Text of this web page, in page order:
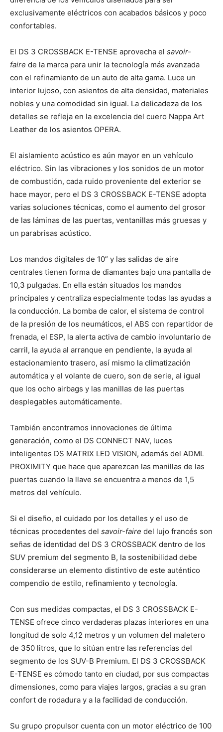
exclusivamente eléctricos con acabados básicos y poco
confortables.
El DS 3 CROSSBACK E-TENSE aprovecha el savoir-
faire de la marca para unir la tecnología más avanzada
con el refinamiento de un auto de alta gama. Luce un
interior lujoso, con asientos de alta densidad, materiales
nobles y una comodidad sin igual. La delicadeza de los
detalles se refleja en la excelencia del cuero Nappa Art
Leather de los asientos OPERA.
El aislamiento acústico es aún mayor en un vehículo
eléctrico. Sin las vibraciones y los sonidos de un motor
de combustión, cada ruido proveniente del exterior se
hace mayor, pero el DS 3 CROSSBACK E-TENSE adopta
varias soluciones técnicas, como el aumento del grosor
de las láminas de las puertas, ventanillas más gruesas y
un parabrisas acústico.
Los mandos digitales de 10” y las salidas de aire
centrales tienen forma de diamantes bajo una pantalla de
10,3 pulgadas. En ella están situados los mandos
principales y centraliza especialmente todas las ayudas a
la conducción. La bomba de calor, el sistema de control
de la presión de los neumáticos, el ABS con repartidor de
frenada, el ESP, la alerta activa de cambio involuntario de
carril, la ayuda al arranque en pendiente, la ayuda al
estacionamiento trasero, así mismo la climatización
automática y el volante de cuero, son de serie, al igual
que los ocho airbags y las manillas de las puertas
desplegables automáticamente.
También encontramos innovaciones de última
generación, como el DS CONNECT NAV, luces
inteligentes DS MATRIX LED VISION, además del ADML
PROXIMITY que hace que aparezcan las manillas de las
puertas cuando la llave se encuentra a menos de 1,5
metros del vehículo.
Si el diseño, el cuidado por los detalles y el uso de
técnicas procedentes del savoir-faire del lujo francés son
señas de identidad del DS 3 CROSSBACK dentro de los
SUV premium del segmento B, la sostenibilidad debe
considerarse un elemento distintivo de este auténtico
compendio de estilo, refinamiento y tecnología.
Con sus medidas compactas, el DS 3 CROSSBACK E-
TENSE ofrece cinco verdaderas plazas interiores en una
longitud de solo 4,12 metros y un volumen del maletero
de 350 litros, que lo sitúan entre las referencias del
segmento de los SUV-B Premium. El DS 3 CROSSBACK
E-TENSE es cómodo tanto en ciudad, por sus compactas
dimensiones, como para viajes largos, gracias a su gran
confort de rodadura y a la facilidad de conducción.
Su grupo propulsor cuenta con un motor eléctrico de 100